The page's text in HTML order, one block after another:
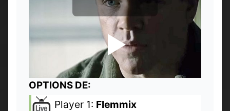
OPTIONS DE:
Player 1: Flemmix